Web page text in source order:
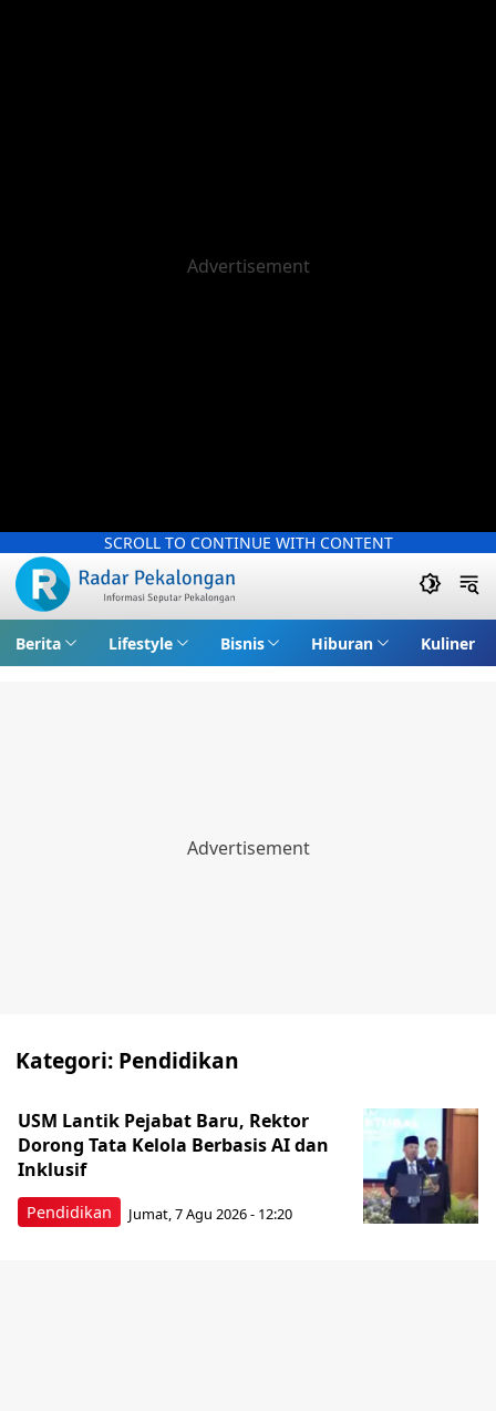
SCROLL TO CONTINUE WITH CONTENT
Berita Lifestyle Bisnis Hiburan Kuliner
Kategori: Pendidikan
Pendidikan
USM Lantik Pejabat Baru, Rektor
Dorong Tata Kelola Berbasis AI dan
Inklusif
Jumat, 7 Agu 2026 - 12:20